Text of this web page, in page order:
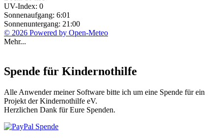
UV-Index: 0
Sonnenaufgang: 6:01
Sonnenuntergang: 21:00
© 2026 Powered by Open-Meteo
Mehr...
Spende für Kindernothilfe
Alle Anwender meiner Software bitte ich um eine Spende für ein
Projekt der Kindernothilfe eV.
Herzlichen Dank für Eure Spenden.